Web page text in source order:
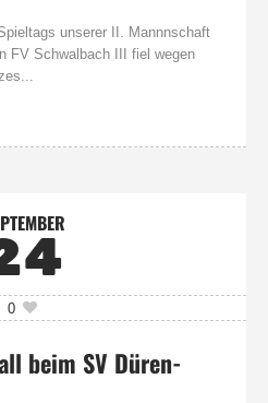
unserer II. Mannnschaft
FV Schwalbach III fiel wegen
0
beim SV Düren-